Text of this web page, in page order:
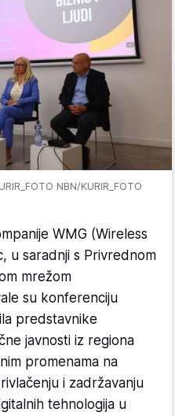
NBN/KURIR_FOTO
WMG (Wireless
u saradnji s Privrednom
mrežom
su konferenciju
predstavnike
javnosti iz regiona
promenama na
i zadržavanju
tehnologija u